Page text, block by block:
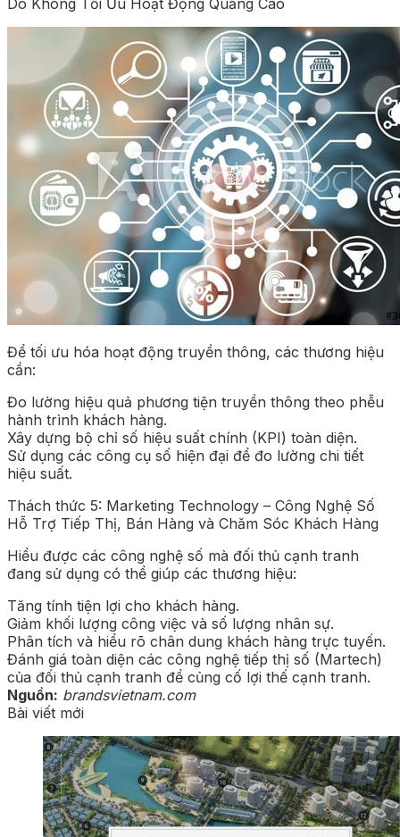
Để tối ưu hóa hoạt động truyền thông, các thương hiệu
cần:
Đo lường hiệu quả phương tiện truyền thông theo phễu
hành trình khách hàng.
Xây dựng bộ chỉ số hiệu suất chính (KPI) toàn diện.
Sử dụng các công cụ số hiện đại để đo lường chi tiết
hiệu suất.
Thách thức 5: Marketing Technology – Công Nghệ Số
Hỗ Trợ Tiếp Thị, Bán Hàng và Chăm Sóc Khách Hàng
Hiểu được các công nghệ số mà đối thủ cạnh tranh
đang sử dụng có thể giúp các thương hiệu:
Tăng tính tiện lợi cho khách hàng.
Giảm khối lượng công việc và số lượng nhân sự.
Phân tích và hiểu rõ chân dung khách hàng trực tuyến.
Đánh giá toàn diện các công nghệ tiếp thị số (Martech)
của đối thủ cạnh tranh để củng cố lợi thế cạnh tranh.
Nguồn: brandsvietnam.com
Bài viết mới